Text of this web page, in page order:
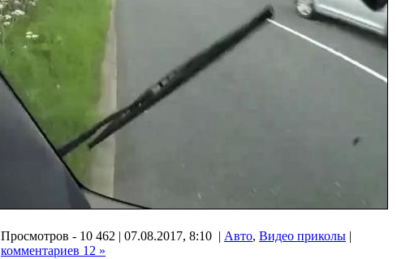
Просмотров - 10 462 | 07.08.2017, 8:10 | Авто, Видео приколы |
комментариев 12 »